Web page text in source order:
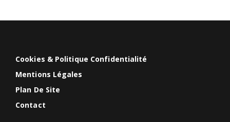
Cookies & Politique Confidentialité
Mentions Légales
Plan De Site
Contact